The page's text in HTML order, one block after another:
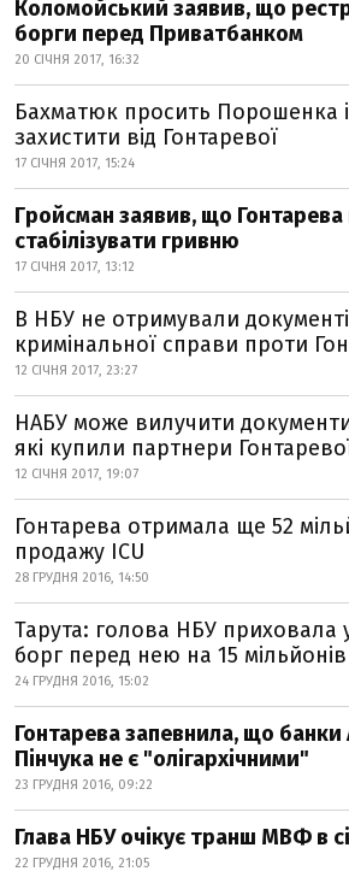
Коломойський заявив, що
борги перед Приватбанком
20 СІЧНЯ 2017, 16:32
Бахматюк просить Порошенка
захистити від Гонтаревої
17 СІЧНЯ 2017, 15:24
Гройсман заявив, що
стабілізувати гривню
17 СІЧНЯ 2017, 13:12
В НБУ не отримували
кримінальної справи проти
12 СІЧНЯ 2017, 23:27
НАБУ може вилучити
які купили партнери
12 СІЧНЯ 2017, 19:07
Гонтарева отримала ще 52
продажу ICU
28 ГРУДНЯ 2016, 14:50
Тарута: голова НБУ приховала
борг перед нею на 15 мільйонів
24 ГРУДНЯ 2016, 15:02
Гонтарева запевнила, що банки
Пінчука не є ​​"олігархічними"
23 ГРУДНЯ 2016, 09:22
Глава НБУ очікує транш МВФ в
22 ГРУДНЯ 2016, 21:05